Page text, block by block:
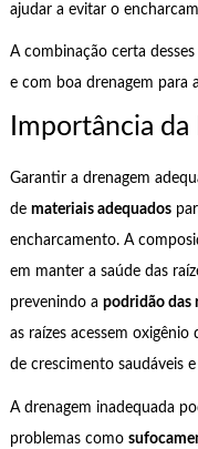
ajudar a evitar o
A combinação certa
e com boa drenagem para
Importância
Garantir a drenagem
de materiais adequados
encharcamento. A
em manter a saúde das
prevenindo a podridão das
as raízes acessem
de crescimento saudáveis
A drenagem inadequada
problemas como